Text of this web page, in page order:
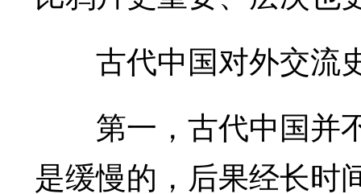
古代中国对外交流
第一，古代中国并
是缓慢的，后果经长时